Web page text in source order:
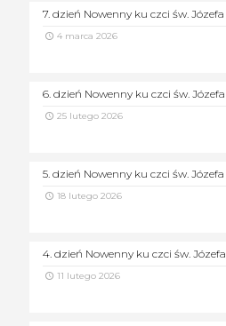
7. dzień Nowenny ku czci św. Józefa
4 marca 2026
6. dzień Nowenny ku czci św. Józefa
25 lutego 2026
5. dzień Nowenny ku czci św. Józefa
18 lutego 2026
4. dzień Nowenny ku czci św. Józefa
11 lutego 2026